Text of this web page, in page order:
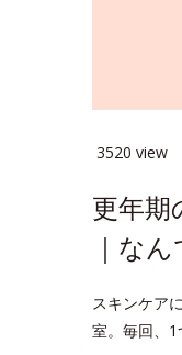
3520 view
更年期
｜な
スキンケア
室。毎回、1